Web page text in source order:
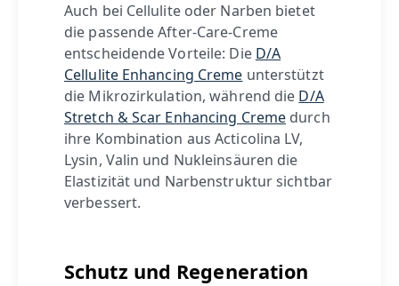
Auch bei Cellulite oder Narben bietet
die passende After-Care-Creme
entscheidende Vorteile: Die D/A
Cellulite Enhancing Creme unterstützt
die Mikrozirkulation, während die D/A
Stretch & Scar Enhancing Creme durch
ihre Kombination aus Acticolina LV,
Lysin, Valin und Nukleinsäuren die
Elastizität und Narbenstruktur sichtbar
verbessert.
Schutz und Regeneration